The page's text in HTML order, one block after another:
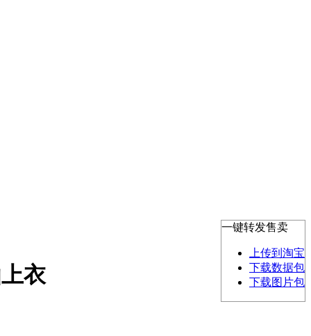
一键转发售卖
上传到淘宝
下载数据包
下载图片包
衣